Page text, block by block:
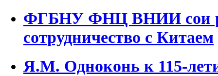
ФГБНУ ФНЦ ВНИИ сои
сотрудничество с Китаем
Я.М. Одноконь к 115-